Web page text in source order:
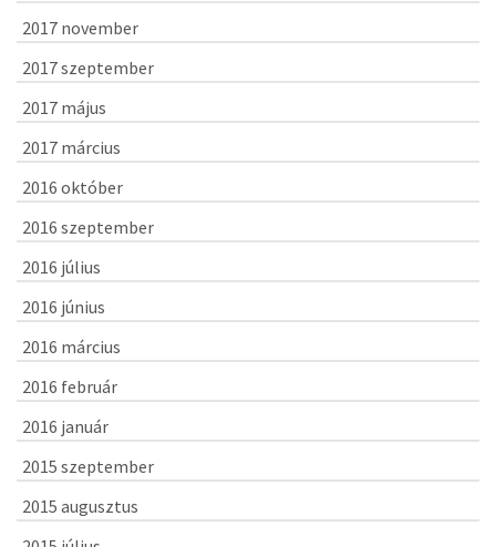
2017 november
2017 szeptember
2017 május
2017 március
2016 október
2016 szeptember
2016 július
2016 június
2016 március
2016 február
2016 január
2015 szeptember
2015 augusztus